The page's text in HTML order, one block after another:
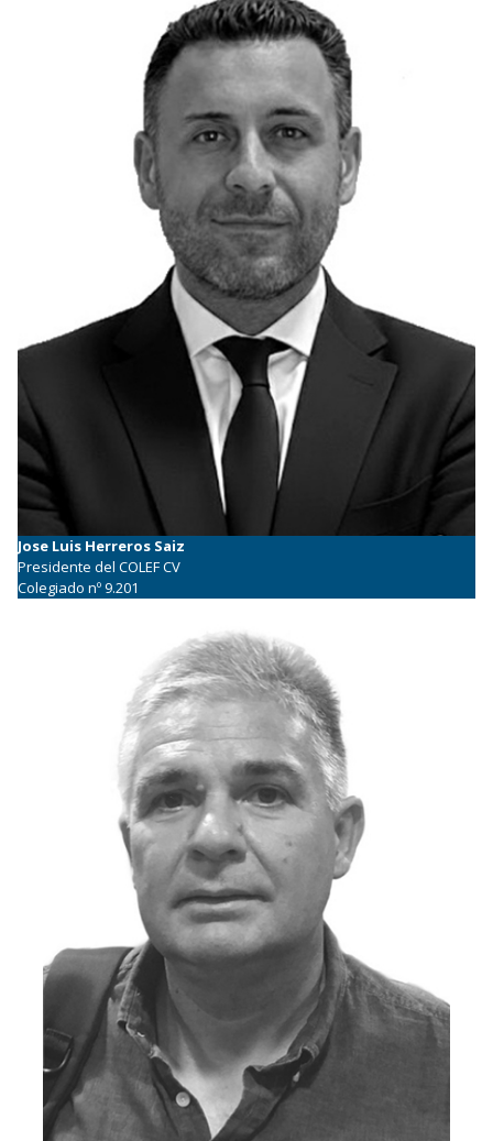
Jose Luis Herreros Saiz
Presidente del COLEF CV
Colegiado nº 9.201